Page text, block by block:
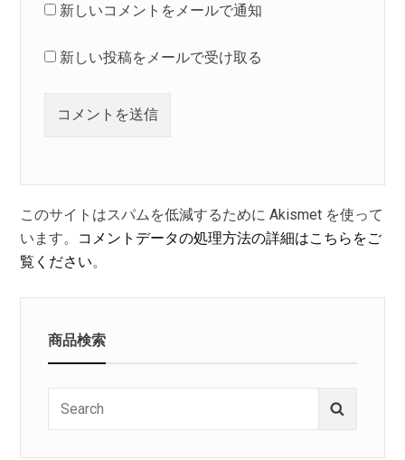
新しいコメントをメールで通知
新しい投稿をメールで受け取る
このサイトはスパムを低減するために Akismet を使って
います。 コメントデータの処理方法の詳細はこちらをご
覧ください。
商品検索